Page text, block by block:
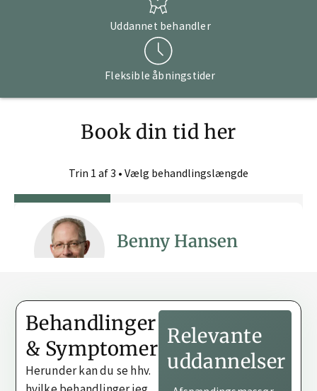
Uddannet behandler
Fleksible åbningstider
Book din tid her
Behandlinger
& Symptomer
Herunder kan du se hhv.
Relevante
uddannelser